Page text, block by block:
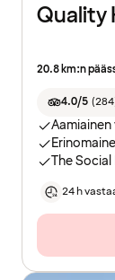
Quality
20.8 km:n
4.0/5 (284
Aamiainen
The
24 h